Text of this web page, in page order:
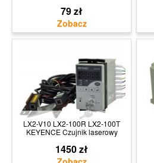
79 zł
LX2-V10 LX2-100R LX2-100T
KEYENCE Czujnik laserowy
1450 zł